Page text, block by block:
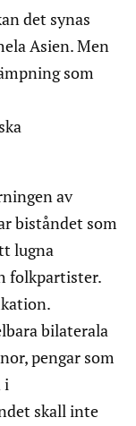
det synas
Asien. Men
som
av
biståndet som
lugna
folkpartister.
bilaterala
pengar som
i
skall inte